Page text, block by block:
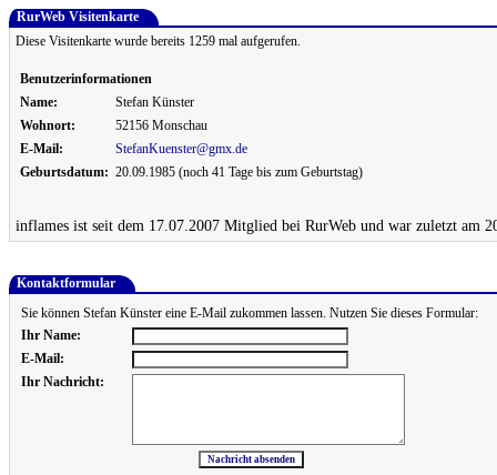
RurWeb Visitenkarte
Diese Visitenkarte wurde bereits 1259 mal aufgerufen.
Benutzerinformationen
Name:
Stefan Künster
Wohnort:
52156 Monschau
E-Mail:
StefanKuenster@gmx.de
Geburtsdatum: 20.09.1985 (noch 41 Tage bis zum Geburtstag)
inflames ist seit dem 17.07.2007 Mitglied bei RurWeb und war zuletzt am
Kontaktformular
Sie können Stefan Künster eine E-Mail zukommen lassen. Nutzen Sie dieses Formular:
Ihr Name:
E-Mail:
Ihr Nachricht: